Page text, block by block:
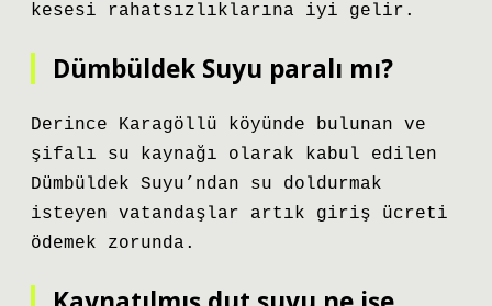
kesesi rahatsızlıklarına iyi gelir.
Dümbüldek Suyu paralı mı?
Derince Karagöllü köyünde bulunan ve
şifalı su kaynağı olarak kabul edilen
Dümbüldek Suyu’ndan su doldurmak
isteyen vatandaşlar artık giriş ücreti
ödemek zorunda.